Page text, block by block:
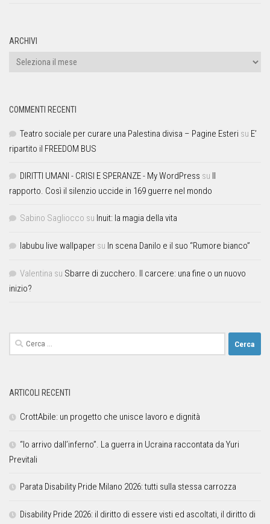
ARCHIVI
COMMENTI RECENTI
Teatro sociale per curare una Palestina divisa – Pagine Esteri su E’
ripartito il FREEDOM BUS
DIRITTI UMANI - CRISI E SPERANZE - My WordPress su Il
rapporto. Così il silenzio uccide in 169 guerre nel mondo
Sabino Sagliocco su Inuit: la magia della vita
labubu live wallpaper su In scena Danilo e il suo “Rumore bianco”
Valentina su Sbarre di zucchero. Il carcere: una fine o un nuovo
inizio?
ARTICOLI RECENTI
CrottAbile: un progetto che unisce lavoro e dignità
“Io arrivo dall’inferno”. La guerra in Ucraina raccontata da Yuri
Previtali
Parata Disability Pride Milano 2026: tutti sulla stessa carrozza
Disability Pride 2026: il diritto di essere visti ed ascoltati, il diritto di